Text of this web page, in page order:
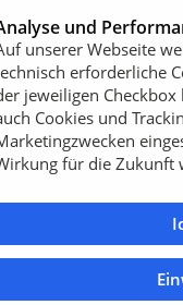
vor
und
unserer Webseite
erforderliche
jeweiligen
Cookies und
für die Zukunft